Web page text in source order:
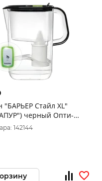
"БАРЬЕР Стайл XL"
черный Опти-
142144